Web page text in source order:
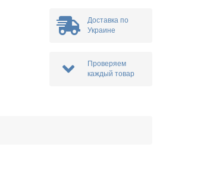
Доставка по
Украине
Проверяем
каждый товар